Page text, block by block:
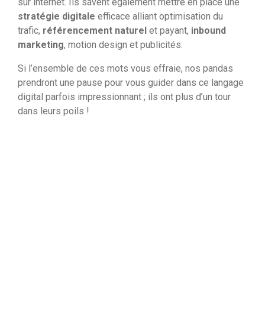
sur internet. Ils savent également mettre en place une
stratégie digitale efficace alliant optimisation du
trafic, référencement naturel et payant, inbound
marketing, motion design et publicités.
Si l’ensemble de ces mots vous effraie, nos pandas
prendront une pause pour vous guider dans ce langage
digital parfois impressionnant ; ils ont plus d’un tour
dans leurs poils !